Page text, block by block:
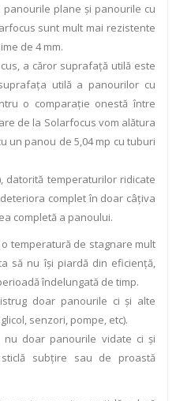
plane şi panourile cu
sunt mult mai rezistente
de 4 mm.
a căror suprafaţă utilă este
utilă a panourilor cu
o comparaţie onestă între
de la Solarfocus vom alătura
un panou de 5,04 mp cu tuburi
datorită temperaturilor ridicate
complet în doar câţiva
completă a panoului.
temperatură de stagnare mult
să nu îşi piardă din eficienţă,
îndelungată de timp.
doar panourile ci şi alte
senzori, pompe, etc).
doar panourile vidate ci şi
subţire sau de proastă